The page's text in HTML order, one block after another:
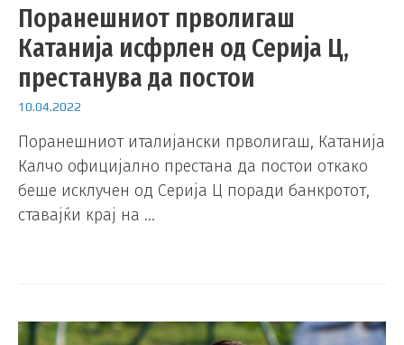
Поранешниот прволигаш
Катанија исфрлен од Серија Ц,
престанува да постои
10.04.2022
Поранешниот италијански прволигаш, Катанија
Калчо официјално престана да постои откако
беше исклучен од Серија Ц поради банкротот,
ставајќи крај на …